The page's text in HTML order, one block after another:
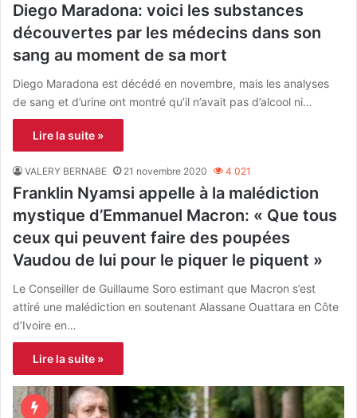
Diego Maradona: voici les substances
découvertes par les médecins dans son
sang au moment de sa mort
Diego Maradona est décédé en novembre, mais les analyses
de sang et d’urine ont montré qu’il n’avait pas d’alcool ni…
Lire la suite »
VALERY BERNABE 21 novembre 2020 4 021
Franklin Nyamsi appelle à la malédiction
mystique d’Emmanuel Macron: « Que tous
ceux qui peuvent faire des poupées
Vaudou de lui pour le piquer le piquent »
Le Conseiller de Guillaume Soro estimant que Macron s’est
attiré une malédiction en soutenant Alassane Ouattara en Côte
d’Ivoire en…
Lire la suite »